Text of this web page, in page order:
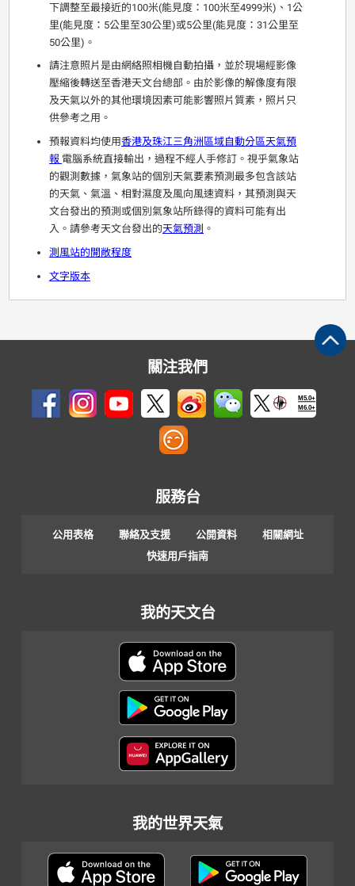
下調整至最接近的100米(能見度：100米至4999米)、1公
里(能見度：5公里至30公里)或5公里(能見度：31公里至
50公里)。
請注意照片是由網絡照相機自動拍攝，並於現場經影像
壓縮後轉送至香港天文台總部。由於影像的解像度有限
及天氣以外的其他環境因素可能影響照片質素，照片只
供參考之用。
預報資料均使用香港及珠江三角洲區域自動分區天氣預
報 電腦系統直接輸出，過程不經人手修訂。視乎氣象站
的觀測數據，氣象站的個別天氣要素預測最多包含該站
的天氣、氣溫、相對濕度及風向風速資料，其預測與天
文台發出的預測或個別氣象站所錄得的資料可能有出
入。請參考天文台發出的天氣預測 。
測風站的開敞程度
文字版本
關注我們
M5.0+
M6.0+
服務台
公用表格 聯絡及支援 公開資料
相關網址
快速用戶指南
我的天文台
我的世界天氣